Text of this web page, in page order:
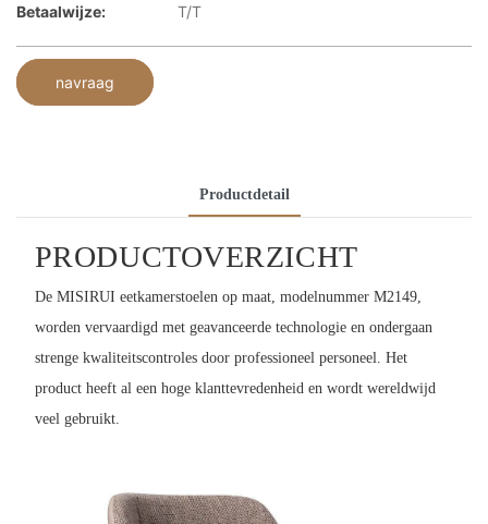
Betaalwijze:
T/T
navraag
Productdetail
PRODUCTOVERZICHT
De MISIRUI eetkamerstoelen op maat, modelnummer M2149,
worden vervaardigd met geavanceerde technologie en ondergaan
strenge kwaliteitscontroles door professioneel personeel. Het
product heeft al een hoge klanttevredenheid en wordt wereldwijd
veel gebruikt.